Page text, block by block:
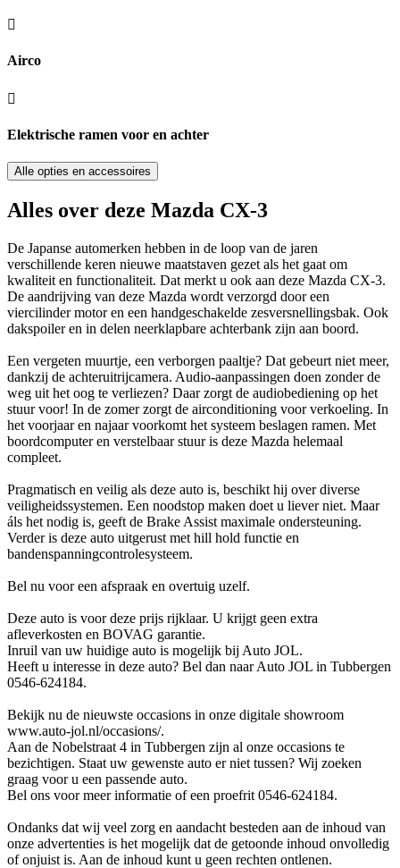
Airco
Elektrische ramen voor en achter
Alle opties en accessoires
Alles over deze Mazda CX-3
De Japanse automerken hebben in de loop van de jaren
verschillende keren nieuwe maatstaven gezet als het gaat om
kwaliteit en functionaliteit. Dat merkt u ook aan deze Mazda CX-3.
De aandrijving van deze Mazda wordt verzorgd door een
viercilinder motor en een handgeschakelde zesversnellingsbak. Ook
dakspoiler en in delen neerklapbare achterbank zijn aan boord.
Een vergeten muurtje, een verborgen paaltje? Dat gebeurt niet meer,
dankzij de achteruitrijcamera. Audio-aanpassingen doen zonder de
weg uit het oog te verliezen? Daar zorgt de audiobediening op het
stuur voor! In de zomer zorgt de airconditioning voor verkoeling. In
het voorjaar en najaar voorkomt het systeem beslagen ramen. Met
boordcomputer en verstelbaar stuur is deze Mazda helemaal
compleet.
Pragmatisch en veilig als deze auto is, beschikt hij over diverse
veiligheidssystemen. Een noodstop maken doet u liever niet. Maar
áls het nodig is, geeft de Brake Assist maximale ondersteuning.
Verder is deze auto uitgerust met hill hold functie en
bandenspanningcontrolesysteem.
Bel nu voor een afspraak en overtuig uzelf.
Deze auto is voor deze prijs rijklaar. U krijgt geen extra
afleverkosten en BOVAG garantie.
Inruil van uw huidige auto is mogelijk bij Auto JOL.
Heeft u interesse in deze auto? Bel dan naar Auto JOL in Tubbergen
0546-624184.
Bekijk nu de nieuwste occasions in onze digitale showroom
www.auto-jol.nl/occasions/.
Aan de Nobelstraat 4 in Tubbergen zijn al onze occasions te
bezichtigen. Staat uw gewenste auto er niet tussen? Wij zoeken
graag voor u een passende auto.
Bel ons voor meer informatie of een proefrit 0546-624184.
Ondanks dat wij veel zorg en aandacht besteden aan de inhoud van
onze advertenties is het mogelijk dat de getoonde inhoud onvolledig
of onjuist is. Aan de inhoud kunt u geen rechten ontlenen.